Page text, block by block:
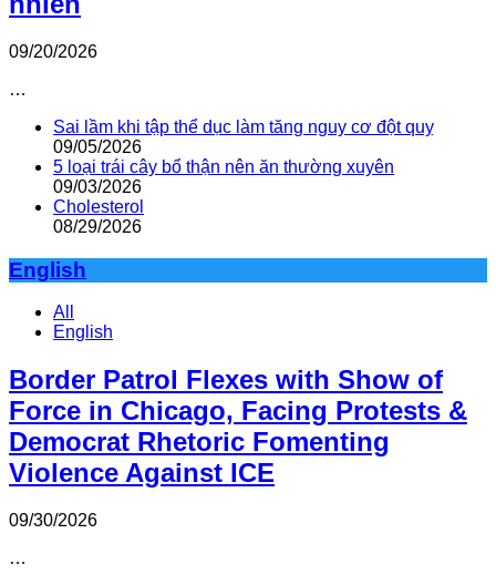
09/20/2026
…
Sai lầm khi tập thể dục làm tăng nguy cơ đột quỵ
09/05/2026
5 loại trái cây bổ thận nên ăn thường xuyên
09/03/2026
Cholesterol
08/29/2026
English
All
English
Border Patrol Flexes with Show of
Force in Chicago, Facing Protests &
Democrat Rhetoric Fomenting
Violence Against ICE
09/30/2026
…